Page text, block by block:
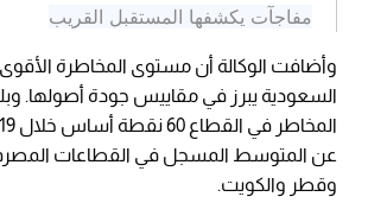
مفاجآت يكشفها المستقبل القريب
وأضافت الوكالة أن مستوى المخاطرة الأقوى
السعودية يبرز في مقاييس جودة أصولها.
عن المتوسط المسجل في القطاعات
وقطر والكويت.